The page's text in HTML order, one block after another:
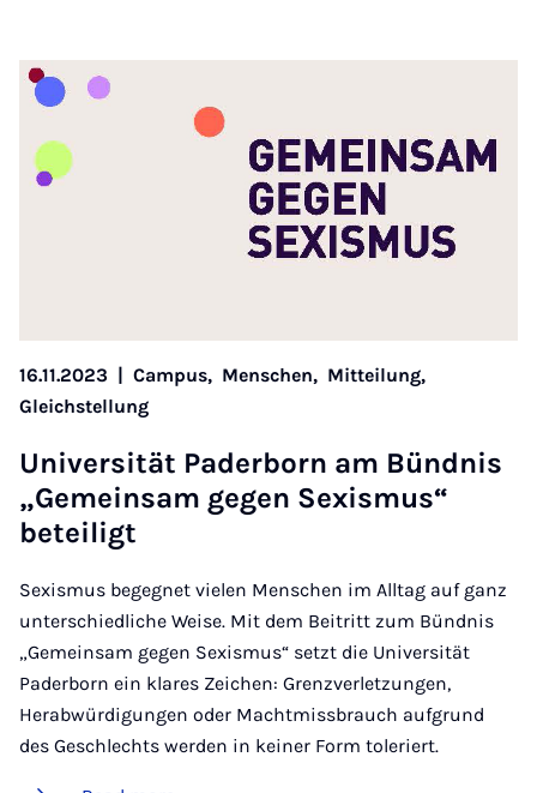
16.11.2023 | Campus, Menschen, Mitteilung,
Gleichstellung
Uni­versität Pader­born am Bünd­nis
„Ge­mein­sam ge­gen Sex­is­mus“
beteiligt
Sexismus begegnet vielen Menschen im Alltag auf ganz
unterschiedliche Weise. Mit dem Beitritt zum Bündnis
„Gemeinsam gegen Sexismus“ setzt die Universität
Paderborn ein klares Zeichen: Grenzverletzungen,
Herabwürdigungen oder Machtmissbrauch aufgrund
des Geschlechts werden in keiner Form toleriert.